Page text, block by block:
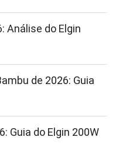
Análise do Elgin
de 2026: Guia
Guia do Elgin 200W